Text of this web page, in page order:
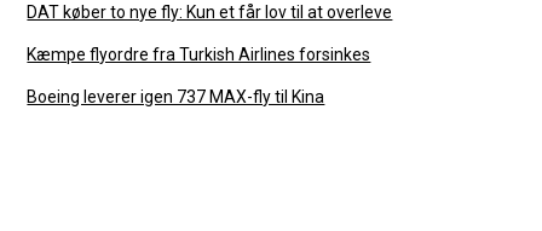
DAT køber to nye fly: Kun et får lov til at overleve
Kæmpe flyordre fra Turkish Airlines forsinkes
Boeing leverer igen 737 MAX-fly til Kina